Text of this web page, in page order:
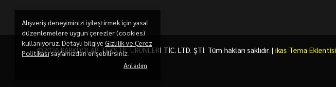
Alışveriş deneyiminizi iyileştirmek için yasal
düzenlemelere uygun çerezler (cookies)
kullanıyoruz. Detaylı bilgiye Gizlilik ve Çerez
Politikasısayfamızdan erişebilirsiniz.
Anladım
©2026 PARKDOLAP TEKSTİL ÜRÜNLERİ TİC. LTD. ŞTİ. Tüm hakları saklıdır. | ikas Tema Eklentisi